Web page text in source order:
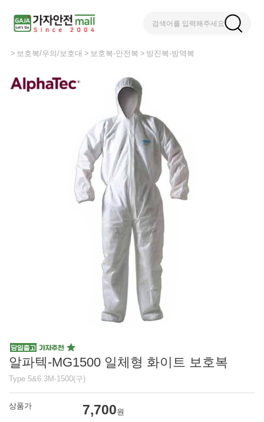
검색어를 입력해주세요
보호복/우의/보호대 보호복-안전복 방진복-방역복
알파텍-MG1500 일체형 화이트 보호복
Type 5&6.3M-1500(구)
상품가 7,700원